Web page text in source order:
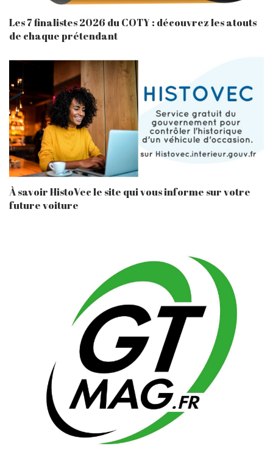
Les 7 finalistes 2026 du COTY : découvrez les atouts
de chaque prétendant
À savoir HistoVec le site qui vous informe sur votre
future voiture